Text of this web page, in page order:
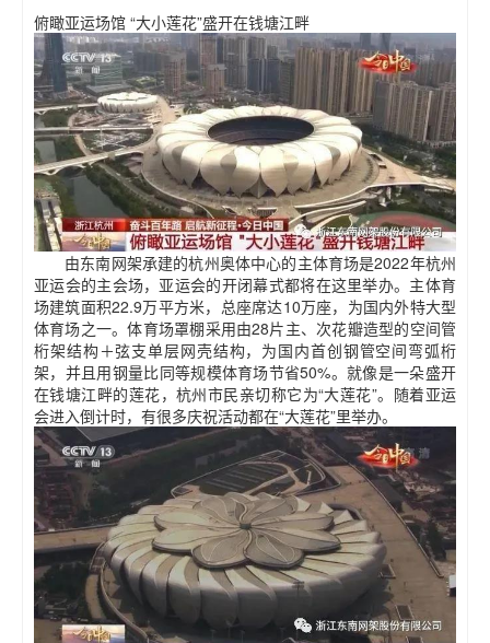
俯瞰亚运场馆 “大小莲花”盛开在钱塘江畔
由东南网架承建的杭州奥体中心的主体育场是2022年杭州
亚运会的主会场，亚运会的开闭幕式都将在这里举办。主体育
场建筑面积22.9万平方米，总座席达10万座，为国内外特大型
体育场之一。体育场罩棚采用由28片主、次花瓣造型的空间管
桁架结构＋弦支单层网壳结构，为国内首创钢管空间弯弧桁
架，并且用钢量比同等规模体育场节省50%。就像是一朵盛开
在钱塘江畔的莲花，杭州市民亲切称它为“大莲花”。随着亚运
会进入倒计时，有很多庆祝活动都在“大莲花”里举办。